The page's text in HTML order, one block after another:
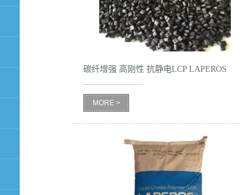
碳纤增强 高刚性 抗静电LCP LAPEROS
B230
MORE >